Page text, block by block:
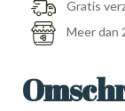
Gratis
Meer dan